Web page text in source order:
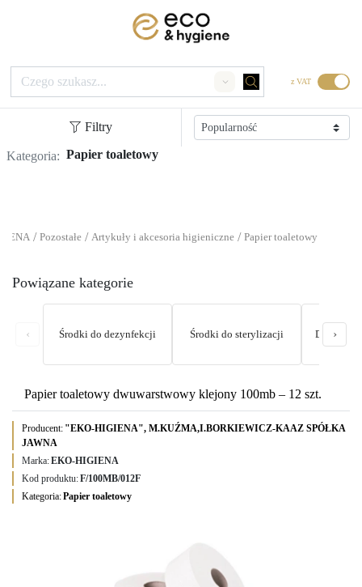
z VAT
Filtry
Kategoria: Papier toaletowy
Papier toaletowy
/
Artykuły i akcesoria higieniczne
/
Pozostałe
/
Powiązane kategorie
‹ Środki do dezynfekcji Środki do sterylizacji ›
Papier toaletowy dwuwarstwowy klejony 100mb – 12 szt.
Producent: "EKO-HIGIENA", M.KUŹMA,I.BORKIEWICZ-KAAZ SPÓŁKA
JAWNA
Marka:EKO-HIGIENA
Kod produktu:F/100MB/012F
Kategoria:Papier toaletowy